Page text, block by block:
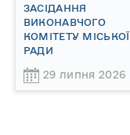
ЗАСІДАННЯ
ВИКОНАВЧОГО
КОМІТЕТУ МІСЬКОЇ
РАДИ
29 липня 2026